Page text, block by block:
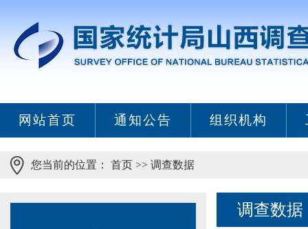
网站首页 通知公告 组织机构
您当前的位置： 首页 >> 调查数据
调查数据